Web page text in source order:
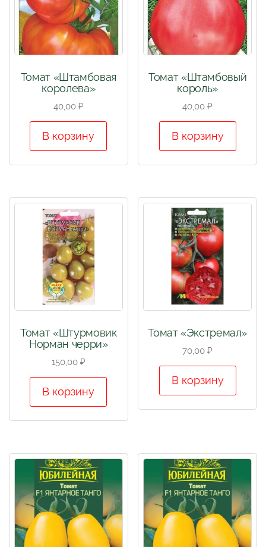
Томат «Штамбовая
королева»
40,00 ₽
В корзину
Томат «Штамбовый
король»
40,00₽
В корзину
Томат «Штурмовик
Норман черри»
150,00 ₽
В корзину
Томат «Экстремал»
70,00₽
В корзину